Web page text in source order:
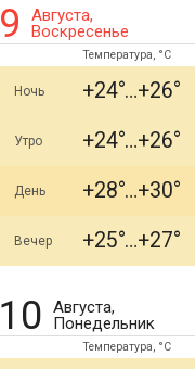
9
Августа,
Воскресенье
Температура, °C
Ночь +24 +26
Утро +24 +26
День +28 +30
Вечер +25 +27
10
Августа,
Понедельник
Температура, °C